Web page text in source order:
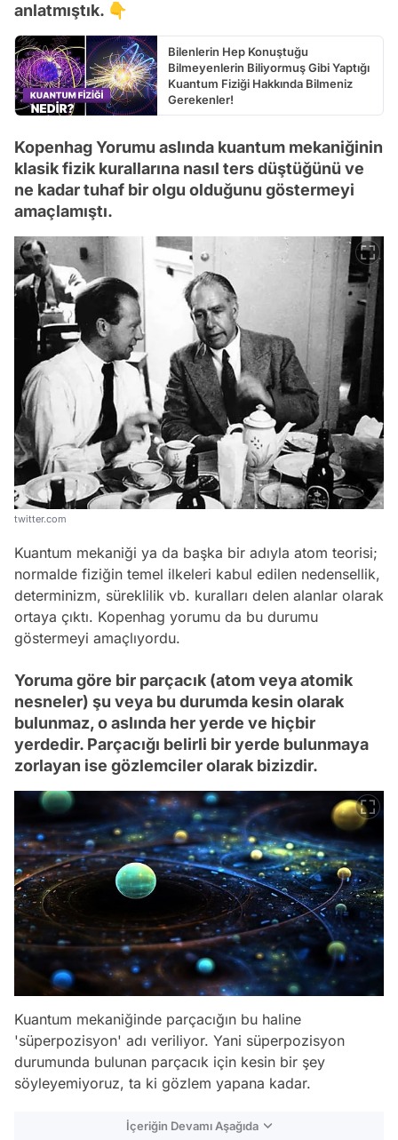
anlatmıştık. 👇
Bilenlerin Hep Konuştuğu
Bilmeyenlerin Biliyormuş Gibi Yaptığı
Kuantum Fiziği Hakkında Bilmeniz
Gerekenler!
Kopenhag Yorumu aslında kuantum mekaniğinin
klasik fizik kurallarına nasıl ters düştüğünü ve
ne kadar tuhaf bir olgu olduğunu göstermeyi
amaçlamıştı.
twitter.com
Kuantum mekaniği ya da başka bir adıyla atom teorisi;
normalde fiziğin temel ilkeleri kabul edilen nedensellik,
determinizm, süreklilik vb. kuralları delen alanlar olarak
ortaya çıktı. Kopenhag yorumu da bu durumu
göstermeyi amaçlıyordu.
Yoruma göre bir parçacık (atom veya atomik
nesneler) şu veya bu durumda kesin olarak
bulunmaz, o aslında her yerde ve hiçbir
yerdedir. Parçacığı belirli bir yerde bulunmaya
zorlayan ise gözlemciler olarak bizizdir.
Kuantum mekaniğinde parçacığın bu haline
'süperpozisyon' adı veriliyor. Yani süperpozisyon
durumunda bulunan parçacık için kesin bir şey
söyleyemiyoruz, ta ki gözlem yapana kadar.
İçeriğin Devamı Aşağıda